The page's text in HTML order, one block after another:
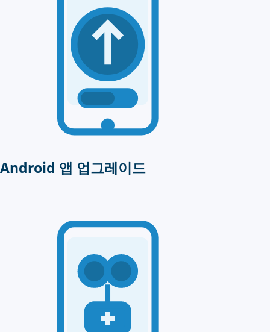
Android 앱 업그레이드